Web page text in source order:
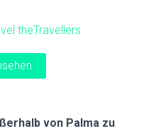
von Palma zu